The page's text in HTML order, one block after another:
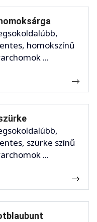
homokszínű
...
szürke színű
...